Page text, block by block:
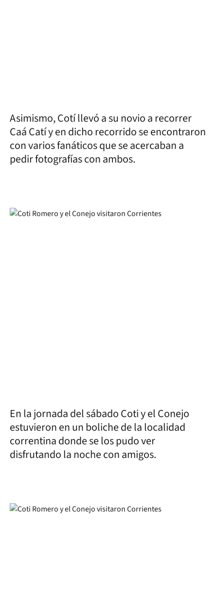
Asimismo, Cotí llevó a su novio a recorrer
Caá Catí y en dicho recorrido se encontraron
con varios fanáticos que se acercaban a
pedir fotografías con ambos.
En la jornada del sábado Coti y el Conejo
estuvieron en un boliche de la localidad
correntina donde se los pudo ver
disfrutando la noche con amigos.